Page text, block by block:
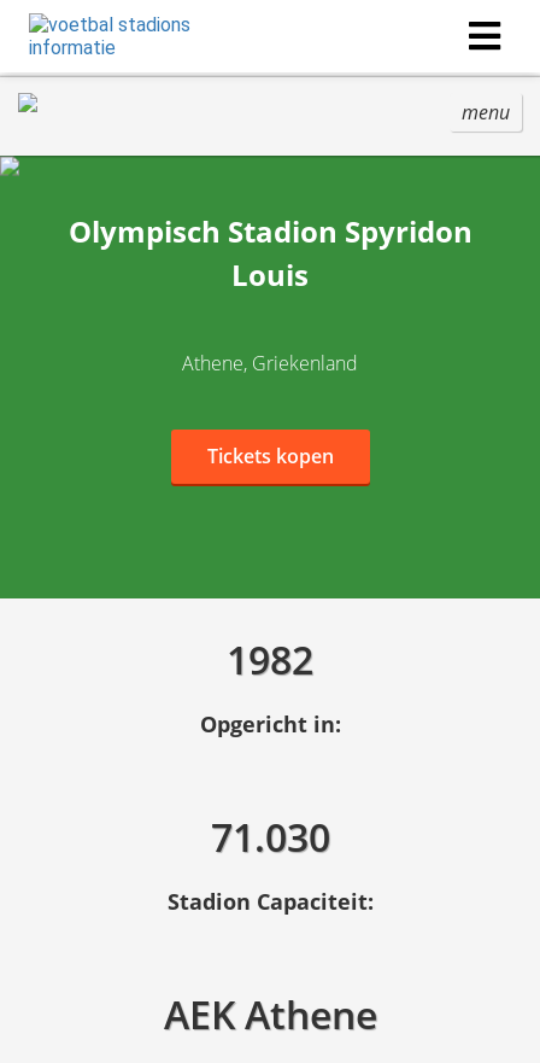
menu
Olympisch Stadion Spyridon
Louis
Athene, Griekenland
Tickets kopen
1982
Opgericht in:
71.030
Stadion Capaciteit:
AEK Athene